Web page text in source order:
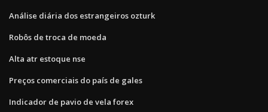
Análise diária dos estrangeiros ozturk
Robôs de troca de moeda
Alta atr estoque nse
Preços comerciais do país de gales
Indicador de pavio de vela forex